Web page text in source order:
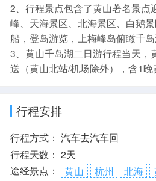
2、行程景点包含了黄山著名景点
峰、天海景区、北海景区、白鹅
船，登岛游览，上梅峰岛俯瞰千岛
3、黄山千岛湖二日游行程当天，
送（黄山北站/机场除外），含1晚
行程安排
行程方式： 汽车去汽车回
行程天数： 2天
途经景点：
黄山 杭州 北海